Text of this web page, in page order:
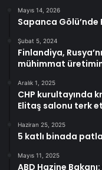
Mayıs 14, 2026
Sapanca Gölü’nde
Şubat 5, 2024
Finlandiya,
mühimmat
Aralık 1, 2025
CHP kurultayında
Elitaş salonu terk
Haziran 25, 2025
5 katlı binada
Mayıs 11, 2025
ABD Hazine